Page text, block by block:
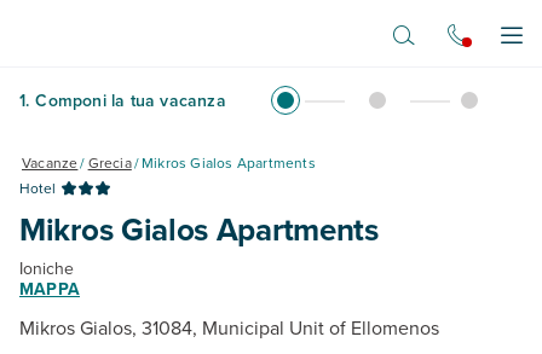
1. Componi la tua vacanza
Vacanze/Grecia/Mikros Gialos Apartments
Hotel
Mikros Gialos Apartments
Ioniche
MAPPA
Mikros Gialos, 31084, Municipal Unit of Ellomenos